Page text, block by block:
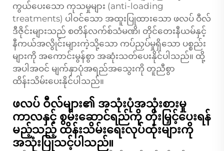
ကွယ်ပေးသော ကုသမှုများ (anti-loading
treatments) ပါဝင်သော အထူးပြုထားသော ဖလပ် ဝီလ်
ဒီဇိုင်းများသည် စတိန်လက်စ်သံမဏိ၊ တိုင်တေးနီယမ်နှင့်
နီကယ်အလွိုင်းများကဲ့သို့သော ကပ်ညှပ်မှုရှိသော ပစ္စည်း
များကို အကောင်းမွန်စွာ အဆုံးသတ်ပေးနိုင်ပါသည်။ ထို့
အပါအဝင် မျက်နှာပုံအရည်အသွေးကို တူညီစွာ
ထိန်းသိမ်းပေးနိုင်ပါသည်။
ဖလပ် ဝီလ်များ၏ အသုံးပုံအသုံးစားမှု
ကာလနှင့် စွမ်းဆောင်ရည်ကို တိုးမြှင့်ပေးရန်
မည့်သည့် ထိန်းသိမ်းရေးလုပ်ထုံးများကို
အသုံးပြုသင့်ပါသည်။